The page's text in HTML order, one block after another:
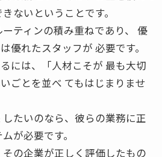
ないということです。
ティンの積み重ねであり、 優
優れたスタッフが 必要です。
には、「人材こそが 最も大切
ごとを並べ てもはじまりませ
たいのなら、彼らの業務に正
が必要です。
の企業が正しく評価したもの